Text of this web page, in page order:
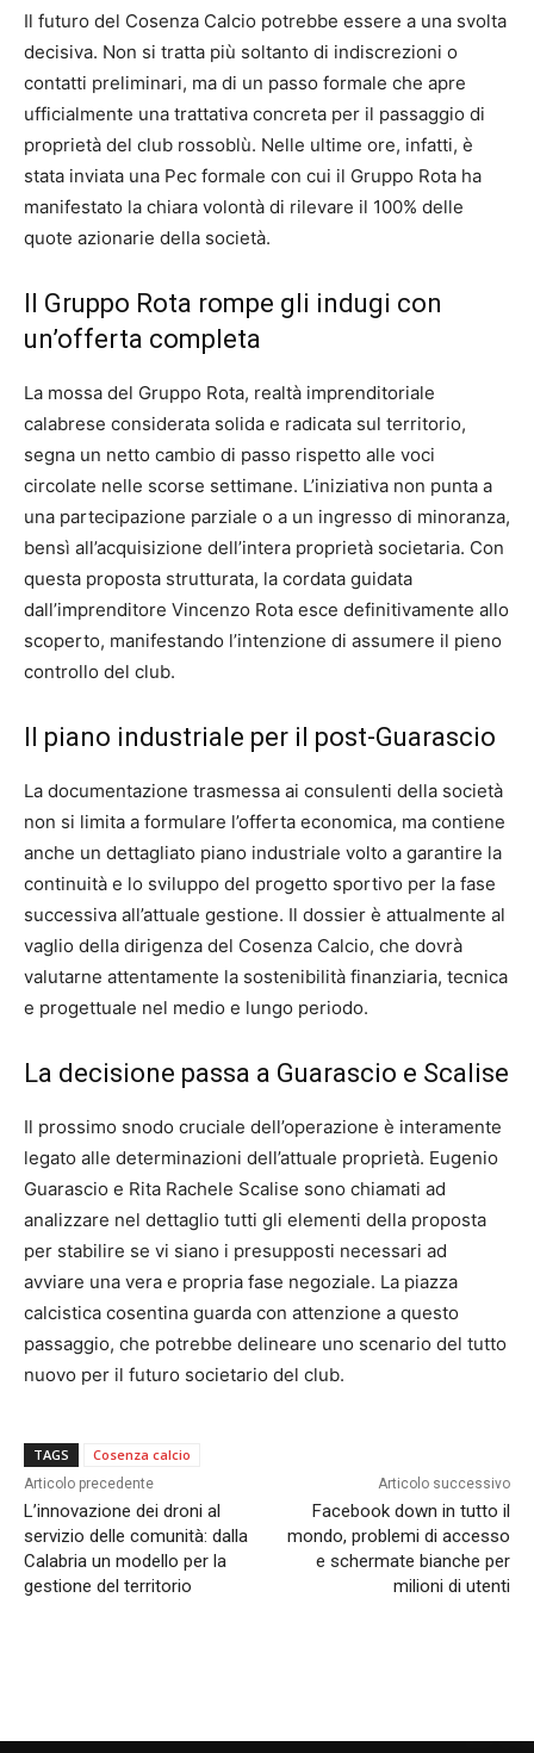
Il futuro del Cosenza Calcio potrebbe essere a una svolta
decisiva. Non si tratta più soltanto di indiscrezioni o
contatti preliminari, ma di un passo formale che apre
ufficialmente una trattativa concreta per il passaggio di
proprietà del club rossoblù. Nelle ultime ore, infatti, è
stata inviata una Pec formale con cui il Gruppo Rota ha
manifestato la chiara volontà di rilevare il 100% delle
quote azionarie della società.
Il Gruppo Rota rompe gli indugi con
un’offerta completa
La mossa del Gruppo Rota, realtà imprenditoriale
calabrese considerata solida e radicata sul territorio,
segna un netto cambio di passo rispetto alle voci
circolate nelle scorse settimane. L’iniziativa non punta a
una partecipazione parziale o a un ingresso di minoranza,
bensì all’acquisizione dell’intera proprietà societaria. Con
questa proposta strutturata, la cordata guidata
dall’imprenditore Vincenzo Rota esce definitivamente allo
scoperto, manifestando l’intenzione di assumere il pieno
controllo del club.
Il piano industriale per il post-Guarascio
La documentazione trasmessa ai consulenti della società
non si limita a formulare l’offerta economica, ma contiene
anche un dettagliato piano industriale volto a garantire la
continuità e lo sviluppo del progetto sportivo per la fase
successiva all’attuale gestione. Il dossier è attualmente al
vaglio della dirigenza del Cosenza Calcio, che dovrà
valutarne attentamente la sostenibilità finanziaria, tecnica
e progettuale nel medio e lungo periodo.
La decisione passa a Guarascio e Scalise
Il prossimo snodo cruciale dell’operazione è interamente
legato alle determinazioni dell’attuale proprietà. Eugenio
Guarascio e Rita Rachele Scalise sono chiamati ad
analizzare nel dettaglio tutti gli elementi della proposta
per stabilire se vi siano i presupposti necessari ad
avviare una vera e propria fase negoziale. La piazza
calcistica cosentina guarda con attenzione a questo
passaggio, che potrebbe delineare uno scenario del tutto
nuovo per il futuro societario del club.
TAGS Cosenza calcio
Articolo precedente
L’innovazione dei droni al
servizio delle comunità: dalla
Calabria un modello per la
gestione del territorio
Articolo successivo
Facebook down in tutto il
mondo, problemi di accesso
e schermate bianche per
milioni di utenti